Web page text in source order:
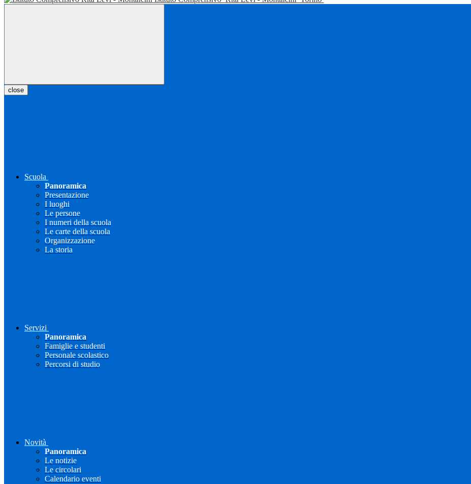
close
Scuola
Panoramica
Presentazione
I luoghi
Le persone
I numeri della scuola
Le carte della scuola
Organizzazione
La storia
Servizi
Panoramica
Famiglie e studenti
Personale scolastico
Percorsi di studio
Novità
Panoramica
Le notizie
Le circolari
Calendario eventi